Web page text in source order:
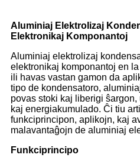
Aluminiaj Elektrolizaj
Elektronikaj Komponantoj
Aluminiaj elektrolizaj
elektronikaj komponantoj en
ili havas vastan gamon da
tipo de kondensatoro,
povas stoki kaj liberigi
kaj energiakumulado. Ĉi tiu
funkciprincipon, aplikojn, kaj
malavantaĝojn de aluminiaj
Funkciprincipo